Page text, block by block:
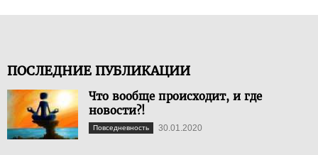
ПОСЛЕДНИЕ ПУБЛИКАЦИИ
Что вообще происходит, и где
новости?!
Повседневность 30.01.2020